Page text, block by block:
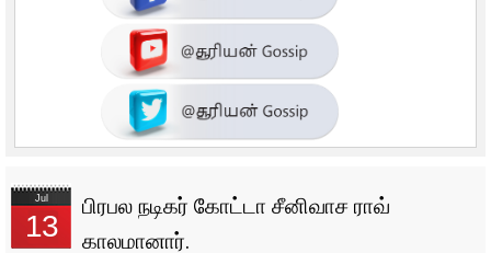
Jul
13
பிரபல நடிகர் கோட்டா சீனிவாச ராவ்
காலமானார்.